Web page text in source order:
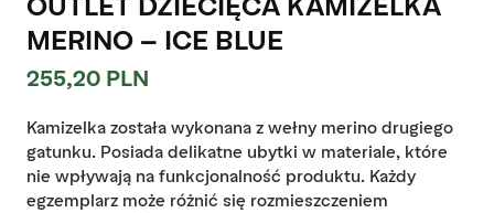
oknie
MERINO - ICE BLUE
Cena
255,20 PLN
Kamizelka została wykonana z wełny merino drugiego
gatunku. Posiada delikatne ubytki w materiale, które
nie wpływają na funkcjonalność produktu. Każdy
egzemplarz może różnić się rozmieszczeniem